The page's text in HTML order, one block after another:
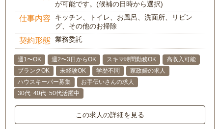
が可能です。(候補の日時から選択)
仕事内容
キッチン、トイレ、お風呂、洗面所、リビン
グ、その他のお掃除
契約形態 業務委託
週1〜OK 週2〜3日からOK スキマ時間勤務OK
高収入可能
ブランクOK
未経験OK 学歴不問
家政婦の求人
ハウスキーパー募集
お手伝いさんの求人
30代･40代･50代活躍中
この求人の詳細を見る